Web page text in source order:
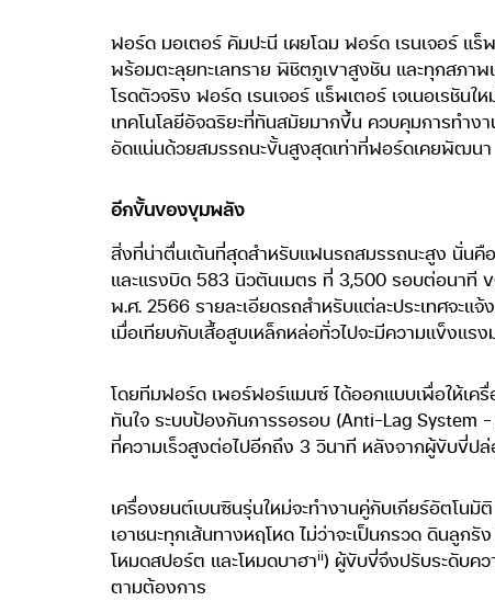
ฟอร์ด มอเตอร์ คัมปะนี เผยโฉม ฟอร์ด เรนเจอร์ แ
พร้อมตะลุยทะเลทราย พิชิตภูเขาสูงชัน และทุกสภา
โรดตัวจริง ฟอร์ด เรนเจอร์ แร็พเตอร์ เจเนอเรชั
เทคโนโลยีอัจฉริยะที่ทันสมัยมากขึ้น ควบคุมการทำง
อัดแน่นด้วยสมรรถนะขั้นสูงสุดเท่าที่ฟอร์ดเคยพัฒนา
อีกขั้นของขุมพลัง
สิ่งที่น่าตื่นเต้นที่สุดสำหรับแฟนรถสมรรถนะสูง นั่นคื
และแรงบิด 583 นิวตันเมตร ที่ 3,500 รอบต่อนาที ข
พ.ศ. 2566 รายละเอียดรถสำหรับแต่ละประเทศจะแ
เมื่อเทียบกับเสื้อสูบเหล็กหล่อทั่วไปจะมีความแข็งแร
โดยทีมฟอร์ด เพอร์ฟอร์แมนซ์ ได้ออกแบบเพื่อให้เค
ทันใจ ระบบป้องกันการรอรอบ (Anti-Lag System
ที่ความเร็วสูงต่อไปอีกถึง 3 วินาที หลังจากผู้ขับขี่ปล่
เครื่องยนต์เบนซินรุ่นใหม่จะทำงานคู่กับเกียร์อัตโน
เอาชนะทุกเส้นทางหฤโหด ไม่ว่าจะเป็นกรวด ดินลูก
โหมดสปอร์ต และโหมดบาฮาii) ผู้ขับขี่จึงปรับระดับคว
ตามต้องการ